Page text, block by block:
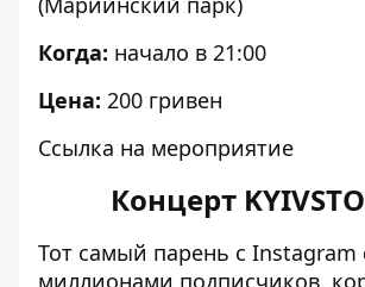
Когда: начало в 21:00
Цена: 200 гривен
Ссылка на мероприятие
Концерт
Тот самый парень с Instagram
миллионами подписчиков,